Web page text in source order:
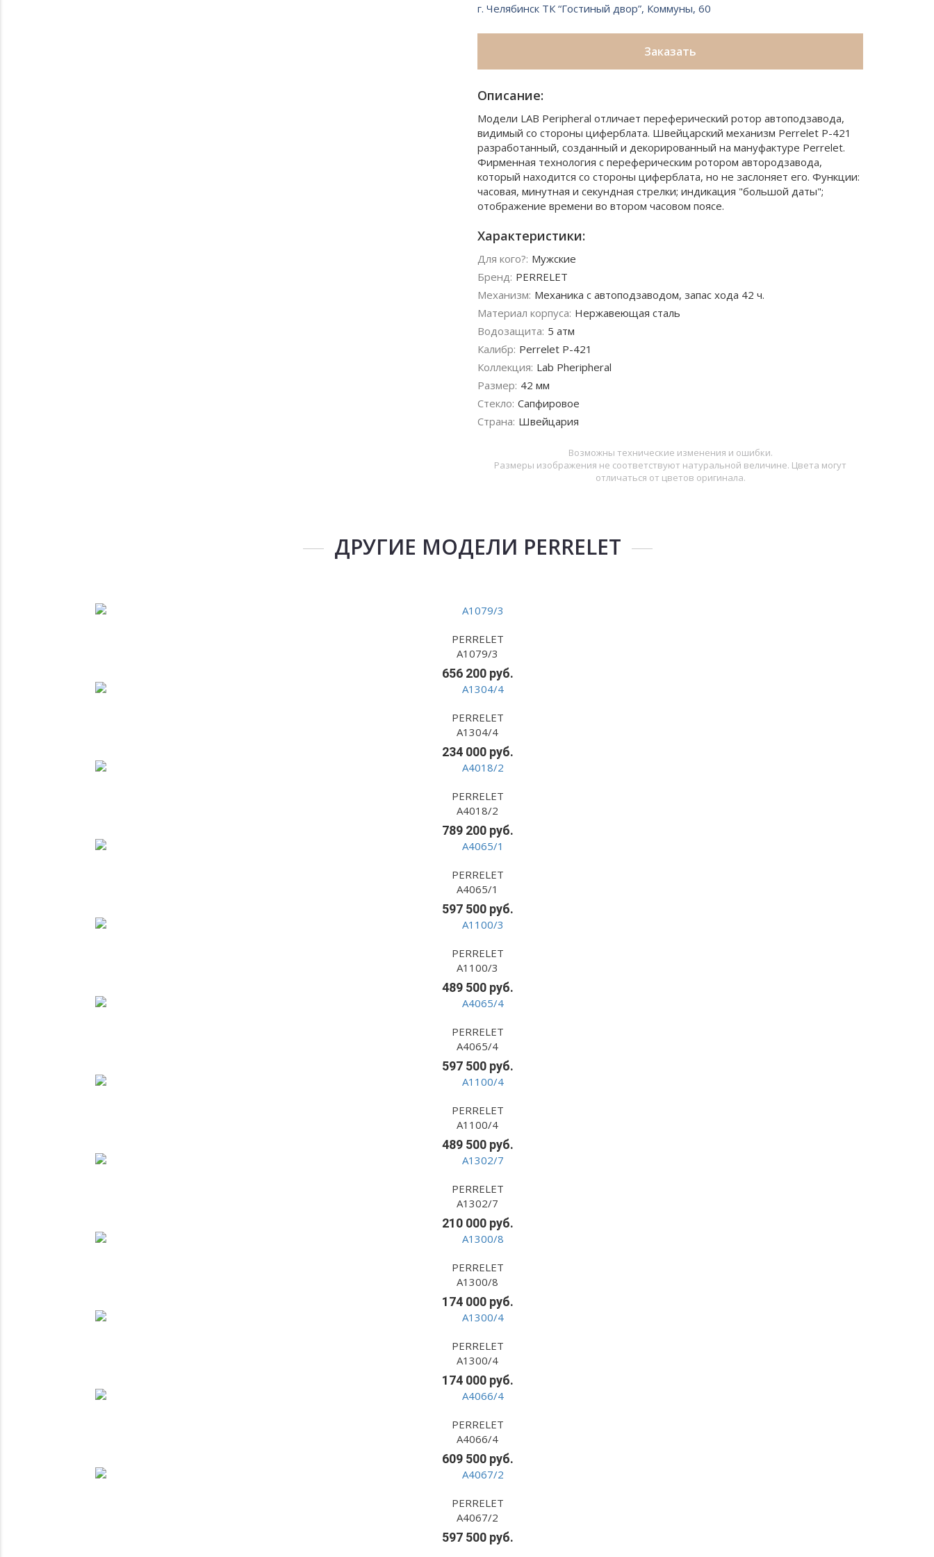
г. Челябинск ТК “Гостиный двор”, Коммуны, 60
Заказать
Описание:
Модели LAB Peripheral отличает переферический ротор автоподзавода,
видимый со стороны циферблата. Швейцарский механизм Perrelet P-421
разработанный, созданный и декорированный на мануфактуре Perrelet.
Фирменная технология с переферическим ротором автородзавода,
который находится со стороны циферблата, но не заслоняет его. Функции:
часовая, минутная и секундная стрелки; индикация "большой даты";
отображение времени во втором часовом поясе.
Характеристики:
Для кого?: Мужские
Бренд: PERRELET
Механизм: Механика с автоподзаводом, запас хода 42 ч.
Материал корпуса: Нержавеющая сталь
Водозащита: 5 атм
Калибр: Perrelet P-421
Коллекция: Lab Pheripheral
Размер: 42 мм
Стекло: Сапфировое
Страна: Швейцария
Возможны технические изменения и ошибки.
Размеры изображения не соответствуют натуральной величине. Цвета могут
отличаться от цветов оригинала.
ДРУГИЕ МОДЕЛИ PERRELET
PERRELET
A1079/3
656 200 руб.
PERRELET
A1304/4
234 000 руб.
PERRELET
A4018/2
789 200 руб.
PERRELET
A4065/1
597 500 руб.
PERRELET
A1100/3
489 500 руб.
PERRELET
A4065/4
597 500 руб.
PERRELET
A1100/4
489 500 руб.
PERRELET
A1302/7
210 000 руб.
PERRELET
A1300/8
174 000 руб.
PERRELET
A1300/4
174 000 руб.
PERRELET
A4066/4
609 500 руб.
PERRELET
A4067/2
597 500 руб.